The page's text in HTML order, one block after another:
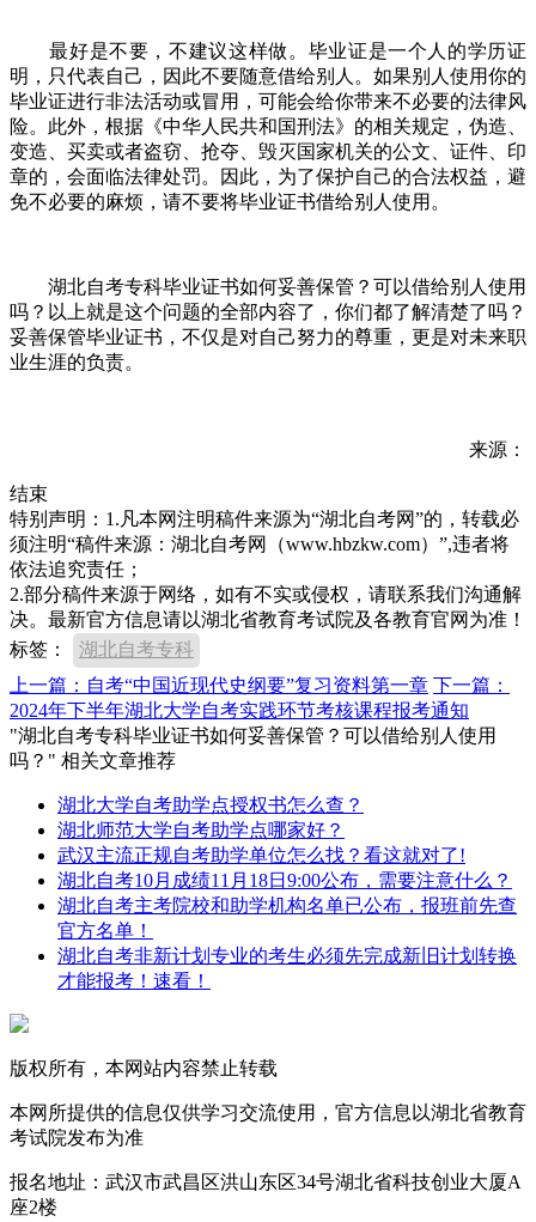
最好是不要，不建议这样做。毕业证是一个人的学历证
明，只代表自己，因此不要随意借给别人。如果别人使用你的
毕业证进行非法活动或冒用，可能会给你带来不必要的法律风
险。此外，根据《中华人民共和国刑法》的相关规定，伪造、
变造、买卖或者盗窃、抢夺、毁灭国家机关的公文、证件、印
章的，会面临法律处罚。因此，为了保护自己的合法权益，避
免不必要的麻烦，请不要将毕业证书借给别人使用。
湖北自考专科毕业证书如何妥善保管？可以借给别人使用
吗？以上就是这个问题的全部内容了，你们都了解清楚了吗？
妥善保管毕业证书，不仅是对自己努力的尊重，更是对未来职
业生涯的负责。
来源：
结束
特别声明：1.凡本网注明稿件来源为“湖北自考网”的，转载必
须注明“稿件来源：湖北自考网（www.hbzkw.com）”,违者将
依法追究责任；
2.部分稿件来源于网络，如有不实或侵权，请联系我们沟通解
决。最新官方信息请以湖北省教育考试院及各教育官网为准！
标签：
湖北自考专科
上一篇：自考“中国近现代史纲要”复习资料第一章 下一篇：
2024年下半年湖北大学自考实践环节考核课程报考通知
"湖北自考专科毕业证书如何妥善保管？可以借给别人使用
吗？" 相关文章推荐
湖北大学自考助学点授权书怎么查？
湖北师范大学自考助学点哪家好？
武汉主流正规自考助学单位怎么找？看这就对了!
湖北自考10月成绩11月18日9:00公布，需要注意什么？
湖北自考主考院校和助学机构名单已公布，报班前先查
官方名单！
湖北自考非新计划专业的考生必须先完成新旧计划转换
才能报考！速看！
版权所有，本网站内容禁止转载
本网所提供的信息仅供学习交流使用，官方信息以湖北省教育
考试院发布为准
报名地址：武汉市武昌区洪山东区34号湖北省科技创业大厦A
座2楼